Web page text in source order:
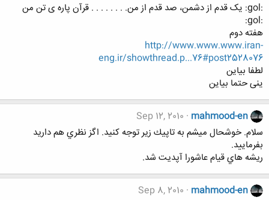
:gol: یک قدم از دشمن، صد قدم از من. . . . . . . . قرآن پاره ی تن من
:gol:
هفته دوم
http://www.www.www.iran-
eng.ir/showthread.p...76#post2528076
لطفا بیاین
ینی حتما بیاین
mahmood-en
Sep 12, 2010
سلام. خوشحال ميشم به تاپيك زير توجه كنيد. اگز نظري هم داريد
بفرماييد.
ريشه هاي قيام عاشورا آپديت شد.
mahmood-en
Sep 8, 2010